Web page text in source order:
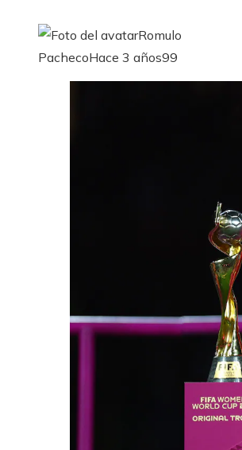
Romulo
PachecoHace 3 años99